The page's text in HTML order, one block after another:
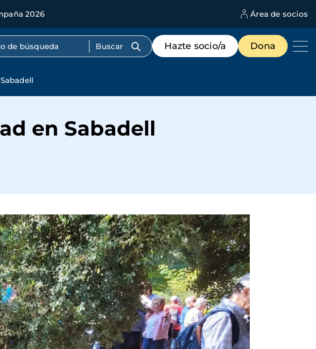
2026 Área de socios
completo
Menú
de
destacados
Hazte socio/a Dona
en Sabadell